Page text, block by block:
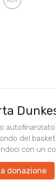
autofinanziato
del basket
con un
donazione